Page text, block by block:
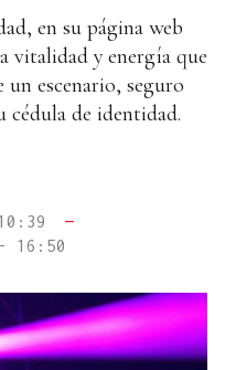
en su página web
vitalidad y energía que
escenario, seguro
cédula de identidad.
—
16:50